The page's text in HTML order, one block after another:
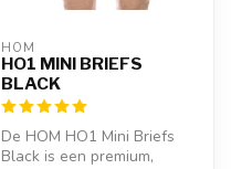
HOM
HO1 MINI BRIEFS
BLACK
De HOM HO1 Mini Briefs
Black is een premium,